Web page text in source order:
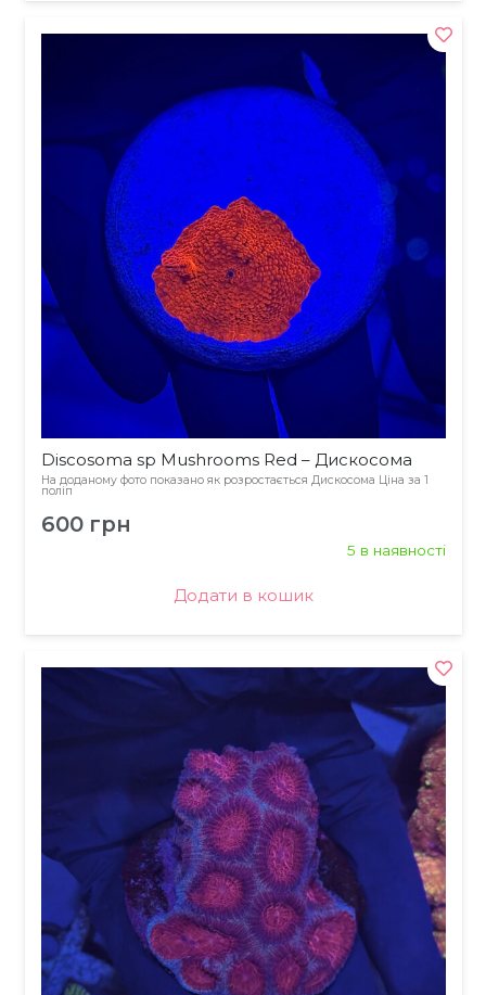
Discosoma sp Mushrooms Red – Дискосома
На доданому фото показано як розростається Дискосома Ціна за 1
поліп
600 грн
5 в наявності
Додати в кошик